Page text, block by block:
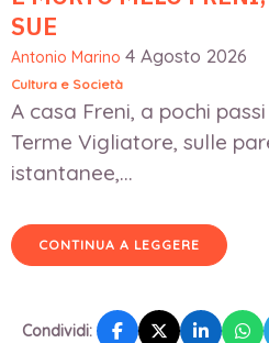
SUE
Antonio Marino 4 Agosto 2026
Cultura e Società
A casa Freni, a pochi
Terme Vigliatore, sulle
istantanee,...
CONTINUA A LEGGERE
Condividi: